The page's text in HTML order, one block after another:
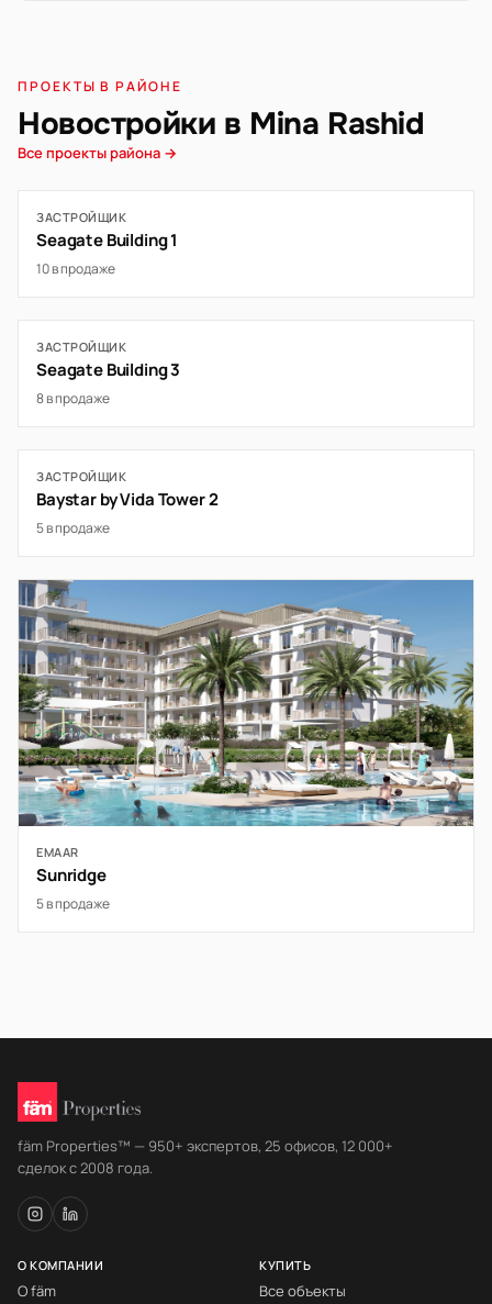
ПРОЕКТЫ В РАЙОНЕ
Новостройки в Mina Rashid
Все проекты района →
ЗАСТРОЙЩИК
Seagate Building 1
10 в продаже
ЗАСТРОЙЩИК
Seagate Building 3
8 в продаже
ЗАСТРОЙЩИК
Baystar by Vida Tower 2
5 в продаже
EMAAR
Sunridge
5 в продаже
fäm Properties™ — 950+ экспертов, 25 офисов, 12 000+
сделок с 2008 года.
О КОМПАНИИ
О fäm
КУПИТЬ
Все объекты